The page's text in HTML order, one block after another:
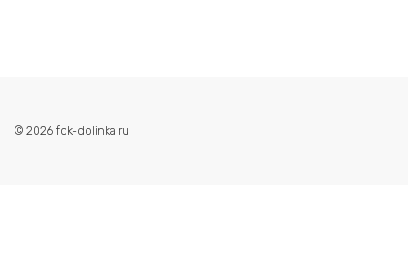
© 2026 fok-dolinka.ru